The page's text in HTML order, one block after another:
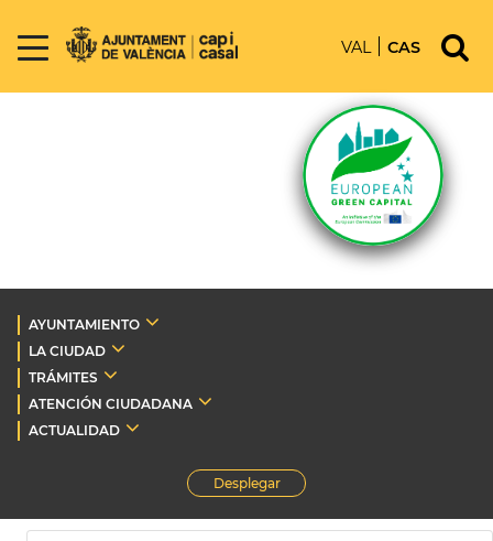
VAL CAS
AYUNTAMIENTO
LA CIUDAD
TRÁMITES
ATENCIÓN CIUDADANA
ACTUALIDAD
Desplegar